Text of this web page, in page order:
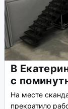
В
с
На месте
прекратило